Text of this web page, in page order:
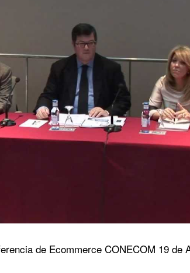
de Ecommerce CONECOM 19 de